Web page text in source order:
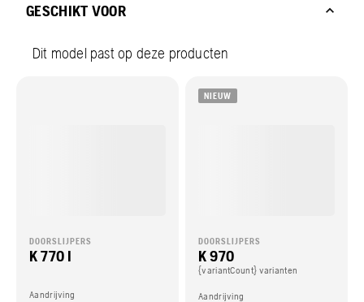
GESCHIKT VOOR
Dit model past op deze producten
DOORSLIJPERS
K 770 I
Aandrijving
NIEUW
DOORSLIJPERS
K 970
{variantCount} varianten
Aandrijving